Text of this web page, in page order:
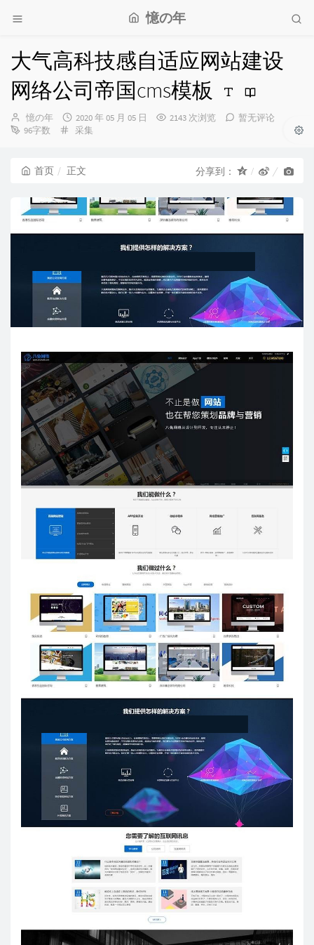
憶の年
大气高科技感自适应网站建设
网络公司帝国cms模板
博
主：
憶の年
发
布
2020 年 05 月 05 日 2143 次浏览
暂无评论
96字数
分
采集
首页 正文 分享到：